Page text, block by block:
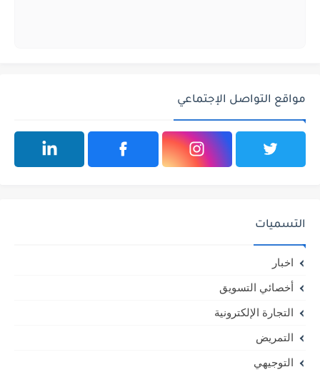
مواقع التواصل الإجتماعي
التسميات
اخبار
أخصائي التسويق
التجارة الإلكترونية
التمريض
التوجيهي